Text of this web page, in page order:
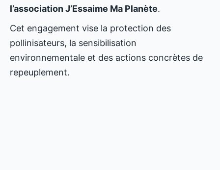
l’association J’Essaime Ma Planète.
Cet engagement vise la protection des
pollinisateurs, la sensibilisation
environnementale et des actions concrètes de
repeuplement.